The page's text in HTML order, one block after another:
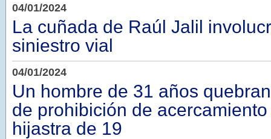
04/01/2024
La cuñada de Raúl Jalil
siniestro vial
04/01/2024
Un hombre de 31 años
de prohibición de
hijastra de 19